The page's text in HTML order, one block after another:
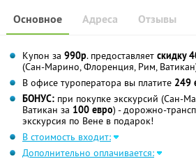
Основное Отзывы
Адреса
Купон за 990р. предоставляет скидку
(Сан-Марино, Флоренция, Рим,
В офисе туроператора вы платите 249
БОНУС: при покупке экскурсий (Сан-
Ватикан за 100 евро) - дорожно-
экскурсия по Вене в подарок!
В стоимость входит:
Дополнительно оплачивается: